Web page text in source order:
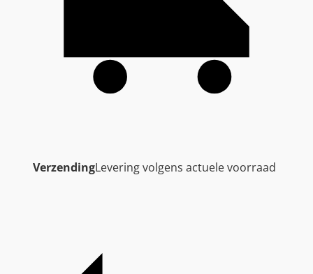
VerzendingLevering volgens actuele voorraad